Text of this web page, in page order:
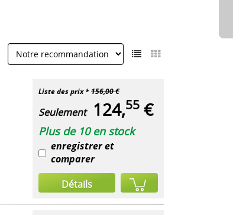
Liste des prix *156,00 €
Seulement 124,55 €
Plus de 10 en stock
enregistrer et
comparer
Détails